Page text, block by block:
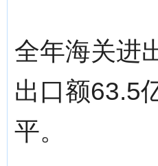
全年海关进
出口额63.5
平。